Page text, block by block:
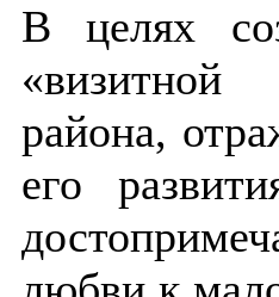
В целях
«визитной
района,
его